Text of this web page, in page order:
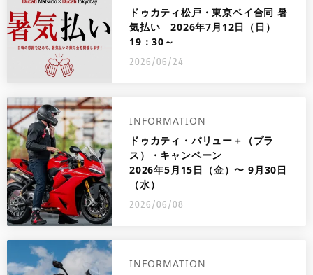
ドゥカティ松戸・東京ベイ合同 暑
気払い 2026年7月12日（日）
19：30～
2026/06/24
INFORMATION
ドゥカティ・バリュー＋（プラ
ス）・キャンペーン
2026年5月15日（金）〜 9月30日
（水）
2026/06/08
INFORMATION